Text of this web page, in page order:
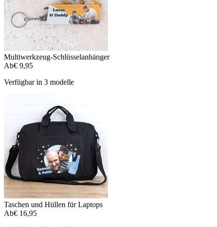
Multiwerkzeug-Schlüsselanhänger
Ab€ 9,95
Verfügbar in 3 modelle
Taschen und Hüllen für Laptops
Ab€ 16,95